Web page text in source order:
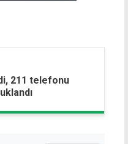
211 telefonu